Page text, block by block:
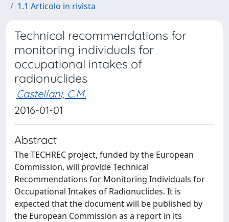
1.1 Articolo in rivista
Technical recommendations for
monitoring individuals for
occupational intakes of
radionuclides
Castellani, C.M.
2016-01-01
Abstract
The TECHREC project, funded by the European
Commission, will provide Technical
Recommendations for Monitoring Individuals for
Occupational Intakes of Radionuclides. It is
expected that the document will be published by
the European Commission as a report in its